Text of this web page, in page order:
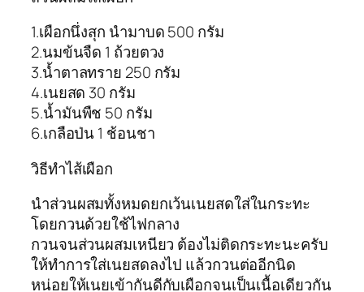
1.เผือกนึ่งสุก นำมาบด 500 กรัม
2.นมข้นจืด 1 ถ้วยตวง
3.น้ำตาลทราย 250 กรัม
4.เนยสด 30 กรัม
5.น้ำมันพืช 50 กรัม
6.เกลือป่น 1 ช้อนชา
วิธีทำไส้เผือก
นำส่วนผสมทั้งหมดยกเว้นเนยสดใส่ในกระทะ
โดยกวนด้วยใช้ไฟกลาง
กวนจนส่วนผสมเหนียว ต้องไม่ติดกระทะนะครับ
ให้ทำการใส่เนยสดลงไป แล้วกวนต่ออีกนิด
หน่อยให้เนยเข้ากันดีกับเผือกจนเป็นเนื้อเดียวกัน